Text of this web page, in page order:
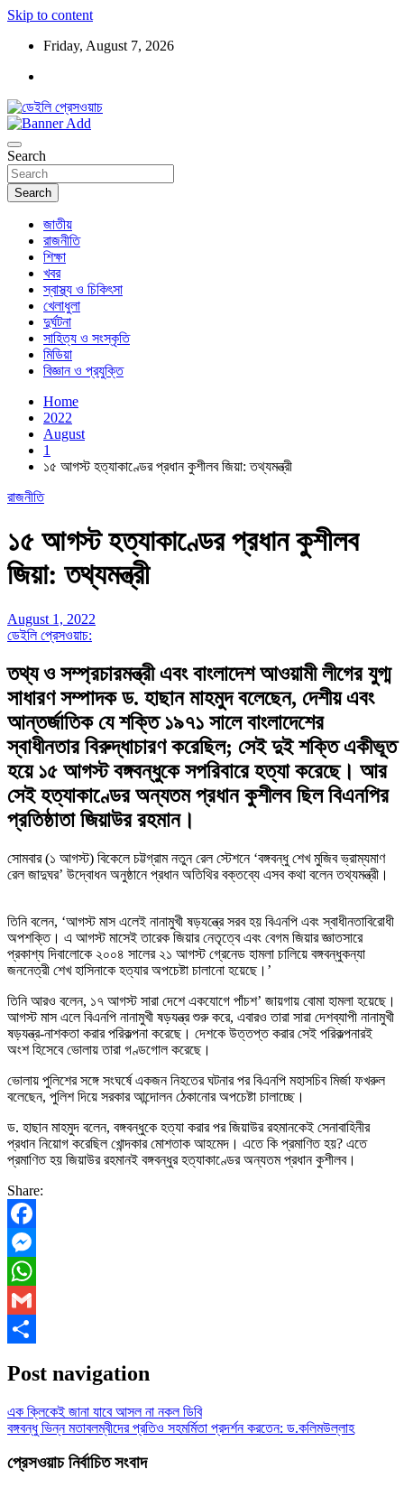
Skip to content
Friday, August 7, 2026
ডেইলি প্রেসওয়াচ
Search
Search
জাতীয়
রাজনীতি
শিক্ষা
খবর
স্বাস্থ্য ও চিকিৎসা
খেলাধুলা
দুর্ঘটনা
সাহিত্য ও সংস্কৃতি
মিডিয়া
বিজ্ঞান ও প্রযুক্তি
Home
2022
August
1
১৫ আগস্ট হত্যাকাণ্ডের প্রধান কুশীলব জিয়া: তথ্যমন্ত্রী
রাজনীতি
১৫ আগস্ট হত্যাকাণ্ডের প্রধান কুশীলব
জিয়া: তথ্যমন্ত্রী
August 1, 2022
ডেইলি প্রেসওয়াচ:
তথ্য ও সম্প্রচারমন্ত্রী এবং বাংলাদেশ আওয়ামী লীগের যুগ্ম
সাধারণ সম্পাদক ড. হাছান মাহমুদ বলেছেন, দেশীয় এবং
আন্তর্জাতিক যে শক্তি ১৯৭১ সালে বাংলাদেশের
স্বাধীনতার বিরুদ্ধাচারণ করেছিল; সেই দুই শক্তি একীভূত
হয়ে ১৫ আগস্ট বঙ্গবন্ধুকে সপরিবারে হত্যা করেছে। আর
সেই হত্যাকাণ্ডের অন্যতম প্রধান কুশীলব ছিল বিএনপির
প্রতিষ্ঠাতা জিয়াউর রহমান।
সোমবার (১ আগস্ট) বিকেলে চট্টগ্রাম নতুন রেল স্টেশনে ‘বঙ্গবন্ধু শেখ মুজিব ভ্রাম্যমাণ
রেল জাদুঘর’ উদ্বোধন অনুষ্ঠানে প্রধান অতিথির বক্তব্যে এসব কথা বলেন তথ্যমন্ত্রী।
তিনি বলেন, ‘আগস্ট মাস এলেই নানামুখী ষড়যন্ত্রে সরব হয় বিএনপি এবং স্বাধীনতাবিরোধী
অপশক্তি। এ আগস্ট মাসেই তারেক জিয়ার নেতৃত্বে এবং বেগম জিয়ার জ্ঞাতসারে
প্রকাশ্য দিবালোকে ২০০৪ সালের ২১ আগস্ট গ্রেনেড হামলা চালিয়ে বঙ্গবন্ধুকন্যা
জননেত্রী শেখ হাসিনাকে হত্যার অপচেষ্টা চালানো হয়েছে।’
তিনি আরও বলেন, ১৭ আগস্ট সারা দেশে একযোগে পাঁচশ’ জায়গায় বোমা হামলা হয়েছে।
আগস্ট মাস এলে বিএনপি নানামুখী ষড়যন্ত্র শুরু করে, এবারও তারা সারা দেশব্যাপী নানামুখী
ষড়যন্ত্র-নাশকতা করার পরিকল্পনা করেছে। দেশকে উত্তপ্ত করার সেই পরিকল্পনারই
অংশ হিসেবে ভোলায় তারা গণ্ডগোল করেছে।
ভোলায় পুলিশের সঙ্গে সংঘর্ষে একজন নিহতের ঘটনার পর বিএনপি মহাসচিব মির্জা ফখরুল
বলেছেন, পুলিশ দিয়ে সরকার আন্দোলন ঠেকানোর অপচেষ্টা চালাচ্ছে।
ড. হাছান মাহমুদ বলেন, বঙ্গবন্ধুকে হত্যা করার পর জিয়াউর রহমানকেই সেনাবাহিনীর
প্রধান নিয়োগ করেছিল খোন্দকার মোশতাক আহমেদ। এতে কি প্রমাণিত হয়? এতে
প্রমাণিত হয় জিয়াউর রহমানই বঙ্গবন্ধুর হত্যাকাণ্ডের অন্যতম প্রধান কুশীলব।
Share:
Facebook
Messenger
WhatsApp
Gmail
Post navigation
এক ক্লিকেই জানা যাবে আসল না নকল ডিবি
বঙ্গবন্ধু ভিন্ন মতাবলম্বীদের প্রতিও সহমর্মিতা প্রদর্শন করতেন: ড.কলিমউল্লাহ
প্রেসওয়াচ নির্বাচিত সংবাদ